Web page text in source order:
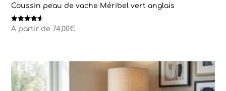
Coussin peau de vache Méribel vert anglais
Note
4.50
A partir de74,00€